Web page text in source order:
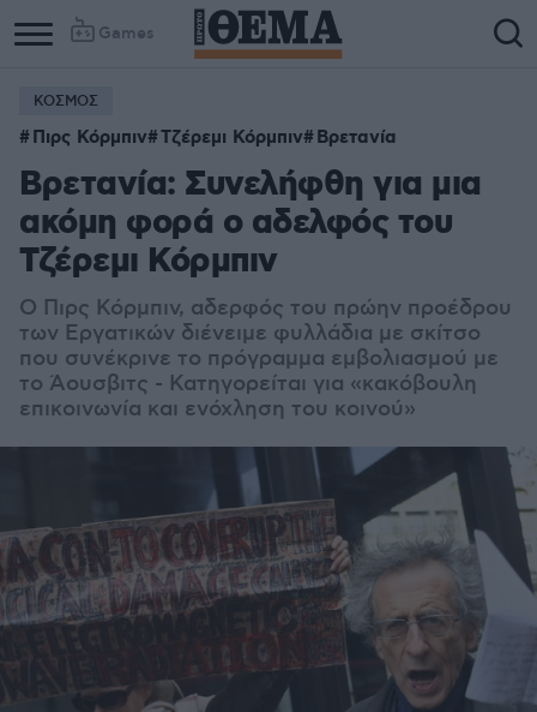
Games
ΚΟΣΜΟΣ
Πιρς Κόρμπιν Τζέρεμι Κόρμπιν Βρετανία
Βρετανία: Συνελήφθη για μια
ακόμη φορά ο αδελφός του
Τζέρεμι Κόρμπιν
Ο Πιρς Κόρμπιν, αδερφός του πρώην προέδρου
των Εργατικών διένειμε φυλλάδια με σκίτσο
που συνέκρινε το πρόγραμμα εμβολιασμού με
το Άουσβιτς - Κατηγορείται για «κακόβουλη
επικοινωνία και ενόχληση του κοινού»